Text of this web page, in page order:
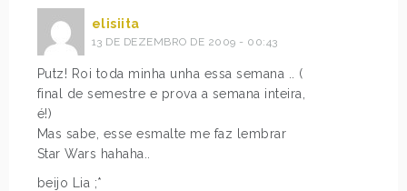
elisiita
13 DE DEZEMBRO DE 2009 - 00:43
Putz! Roi toda minha unha essa semana .. (
final de semestre e prova a semana inteira,
é!)
Mas sabe, esse esmalte me faz lembrar
Star Wars hahaha..
beijo Lia ;*